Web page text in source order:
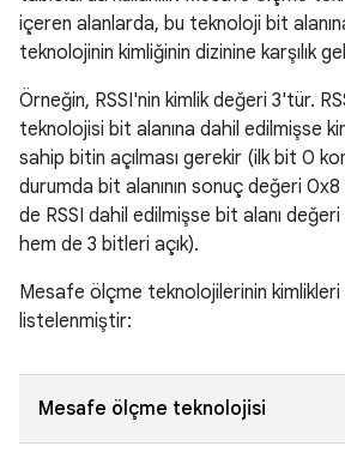
içeren alanlarda, bu teknoloji bit
teknolojinin kimliğinin dizinine karşılık
Örneğin, RSSI'nin kimlik değeri 3'tür.
teknolojisi bit alanına dahil edilmişse
sahip bitin açılması gerekir (ilk bit 0
durumda bit alanının sonuç değeri
de RSSI dahil edilmişse bit alanı
hem de 3 bitleri açık).
Mesafe ölçme teknolojilerinin
listelenmiştir:
Mesafe ölçme teknolojisi